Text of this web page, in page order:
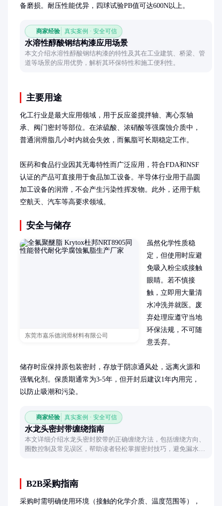
备磨损。耐压性能优异，四球试验PB值可达600N以上。
商家经验 真实案例 · 安全可信
水溶性醇酸钢结构漆应用场景
本文介绍水溶性醇酸钢结构漆的特性及其在工业建筑、桥梁、管
道等场景的应用优势，解析其环保特性和施工便利性。
主要用途
化工行业是最大应用领域，用于反应釜搅拌轴、离心泵轴
承、阀门密封等部位。在浓硫酸、浓硝酸等强腐蚀介质中，
普通润滑脂几小时内就会失效，而氟脂可长期稳定工作。
医药和食品行业因其无毒特性而广泛应用，符合FDA和NSF
认证的产品可直接用于食品加工设备。半导体行业用于晶圆
加工设备的润滑，不会产生污染性挥发物。此外，还用于航
空航天、汽车等高要求领域。
安全与储存
东莞市嘉乐德润滑材料有限公司
虽然化学性质稳
定，但使用时应避
免吸入粉尘或接触
眼睛。若不慎接
触，立即用大量清
水冲洗并就医。废
弃处理应遵守当地
环保法规，不可随
意丢弃。
储存时应保持原包装密封，存放于阴凉通风处，远离火源和
强氧化剂。保质期通常为3-5年，但开封后建议1年内用完，
以防止吸潮和污染。
商家经验 真实案例 · 安全可信
水龙头密封带缠绕指南
本文详细介绍水龙头密封胶带的正确缠绕方法，包括缠绕方向、
圈数控制及常见误区，帮助读者轻松掌握密封技巧，避免漏水问
B2B采购指南
采购时需明确使用环境（接触的化学介质、温度范围等），